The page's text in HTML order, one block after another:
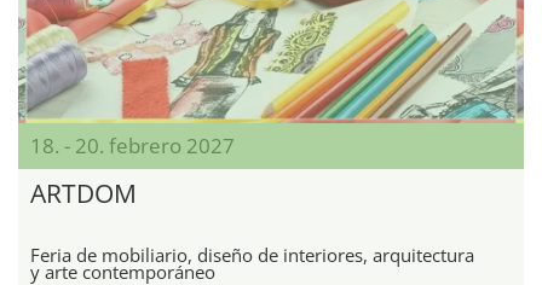
18. - 20. febrero 2027
ARTDOM
Feria de mobiliario, diseño de interiores, arquitectura
y arte contemporáneo